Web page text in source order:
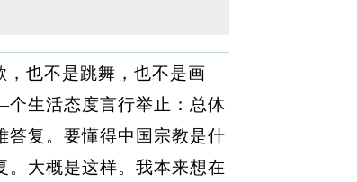
也不是跳舞，也不是画
生活态度言行举止：总体
答复。要懂得中国宗教是什
。大概是这样。我本来想在